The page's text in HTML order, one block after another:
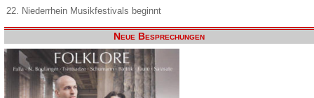
22. Niederrhein Musikfestivals beginnt
Neue Besprechungen